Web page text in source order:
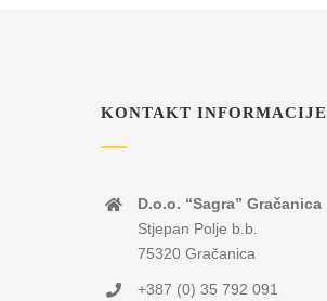
KONTAKT INFORMACIJE
D.o.o. “Sagra” Gračanica
Stjepan Polje b.b.
75320 Gračanica
+387 (0) 35 792 091